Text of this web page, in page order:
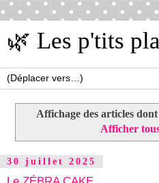
🌿 Les p'tits
Affichage des articles
Afficher
30 juillet 2025